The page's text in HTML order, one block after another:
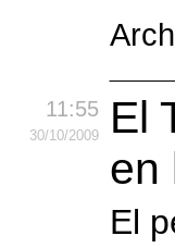
11:55
30/10/2009
El
en
El